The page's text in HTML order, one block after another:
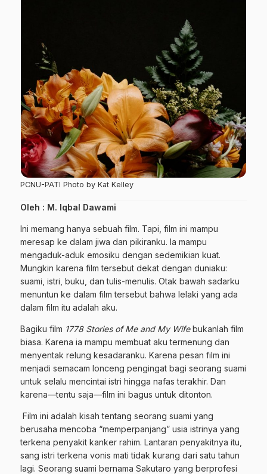
PCNU-PATI Photo by Kat Kelley
Oleh : M. Iqbal Dawami
Ini memang hanya sebuah film. Tapi, film ini mampu
meresap ke dalam jiwa dan pikiranku. Ia mampu
mengaduk-aduk emosiku dengan sedemikian kuat.
Mungkin karena film tersebut dekat dengan duniaku:
suami, istri, buku, dan tulis-menulis. Otak bawah sadarku
menuntun ke dalam film tersebut bahwa lelaki yang ada
dalam film itu adalah aku.
Bagiku film 1778 Stories of Me and My Wifebukanlah film
biasa. Karena ia mampu membuat aku termenung dan
menyentak relung kesadaranku. Karena pesan film ini
menjadi semacam lonceng pengingat bagi seorang suami
untuk selalu mencintai istri hingga nafas terakhir. Dan
karena—tentu saja—film ini bagus untuk ditonton.
Film ini adalah kisah tentang seorang suami yang
berusaha mencoba “memperpanjang” usia istrinya yang
terkena penyakit kanker rahim. Lantaran penyakitnya itu,
sang istri terkena vonis mati tidak kurang dari satu tahun
lagi. Seorang suami bernama Sakutaro yang berprofesi